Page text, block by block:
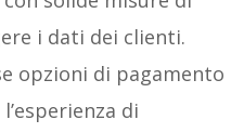
i dati dei clienti.
opzioni di pagamento
di